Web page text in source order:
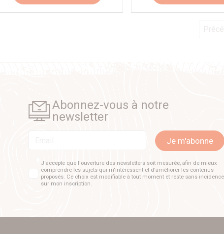
Abonnez-vous à notre
newsletter
Je m'abonne
J'accepte que l'ouverture des newsletters soit mesurée, afin de mieux
comprendre les sujets qui m'intéressent et d'améliorer les contenus
proposés. Ce choix est modifiable à tout moment et reste sans incidence
sur mon inscription.